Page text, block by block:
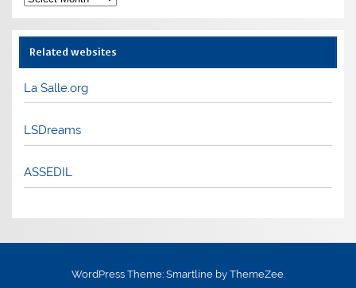
Related websites
La Salle.org
LSDreams
ASSEDIL
WordPress Theme: Smartline by ThemeZee.